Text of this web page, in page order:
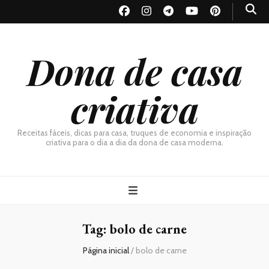
Dona de casa
criativa
Receitas fáceis, dicas para casa, truques de economia e inspiração
criativa para o dia a dia da dona de casa moderna.
Tag: bolo de carne
Página inicial/ bolo de carne